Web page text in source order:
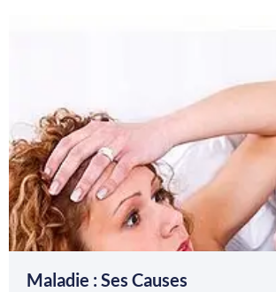
Maladie : Ses Causes